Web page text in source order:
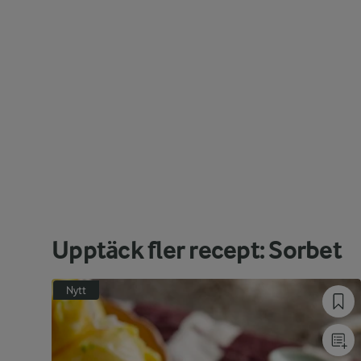
Upptäck fler recept: Sorbet
Nytt